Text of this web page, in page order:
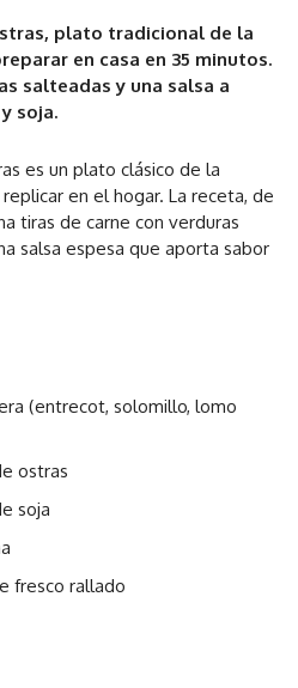
plato tradicional de la
en casa en 35 minutos.
salteadas y una salsa a
soja.
es un plato clásico de la
en el hogar. La receta, de
tiras de carne con verduras
salsa espesa que aporta sabor
(entrecot, solomillo, lomo
ostras
soja
fresco rallado